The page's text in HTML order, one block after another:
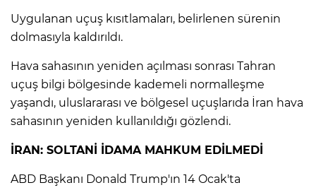
Uygulanan uçuş kısıtlamaları, belirlenen sürenin
dolmasıyla kaldırıldı.
Hava sahasının yeniden açılması sonrası Tahran
uçuş bilgi bölgesinde kademeli normalleşme
yaşandı, uluslararası ve bölgesel uçuşlarıda İran hava
sahasının yeniden kullanıldığı gözlendi.
İRAN: SOLTANİ İDAMA MAHKUM EDİLMEDİ
ABD Başkanı Donald Trump'ın 14 Ocak'ta